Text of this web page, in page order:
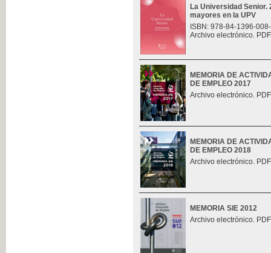
La Universidad
mayores en la UPV
ISBN: 978-84-1396-
Archivo electrónico.
MEMORIA DE
DE EMPLEO 2017
Archivo electrónico.
MEMORIA DE
DE EMPLEO 2018
Archivo electrónico.
MEMORIA SIE 2012
Archivo electrónico.